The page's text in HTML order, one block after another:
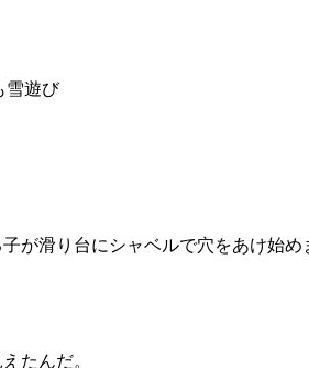
雪遊び
が滑り台にシャベルで穴をあけ始
たんだ。